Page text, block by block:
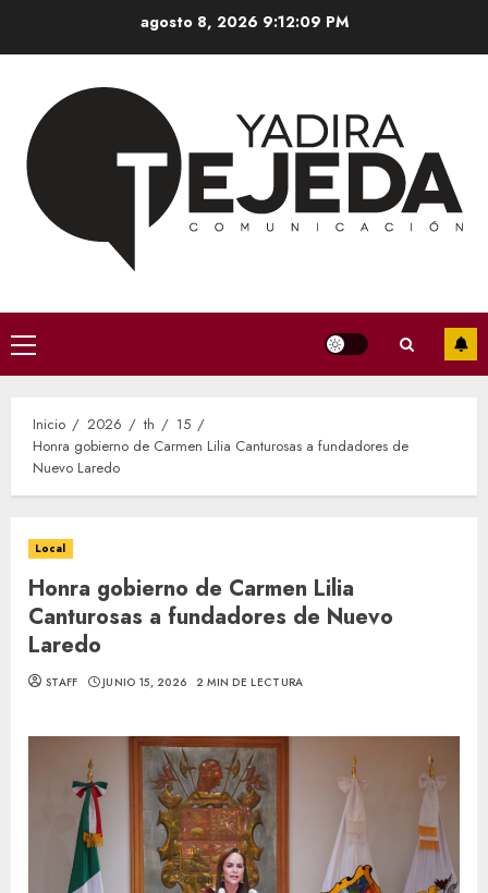
agosto 8, 2026 9:12:10 PM
Menú
principal
Inicio 2026 th
15
Honra gobierno de Carmen Lilia Canturosas a fundadores de
Nuevo Laredo
Local
Honra gobierno de Carmen Lilia
Canturosas a fundadores de Nuevo
Laredo
STAFF JUNIO 15, 2026 2 MIN DE LECTURA